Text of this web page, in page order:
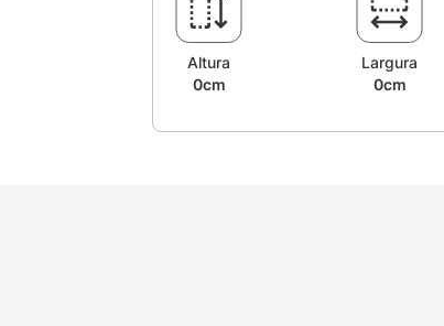
Altura
0cm
Largura
0cm